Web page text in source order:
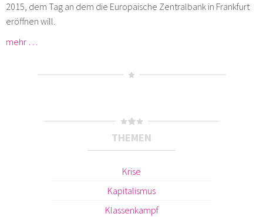
2015, dem Tag an dem die Europäische Zentralbank in Frankfurt
eröffnen will.
mehr …
THEMEN
Krise
Kapitalismus
Klassenkampf